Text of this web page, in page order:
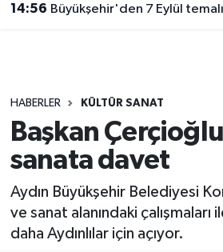
14:56 Büyükşehir'den 7 Eylül
HABERLER KÜLTÜR SANAT
Başkan
sanata davet
Aydın Büyükşehir Belediyesi
ve sanat alanındaki çalışmaları
daha Aydınlılar için açıyor.